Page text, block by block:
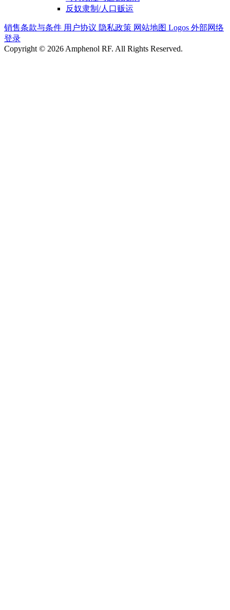
反奴隶制/人口贩运
销售条款与条件 用户协议 隐私政策 网站地图 Logos 外部网络
登录
Copyright © 2026 Amphenol RF. All Rights Reserved.